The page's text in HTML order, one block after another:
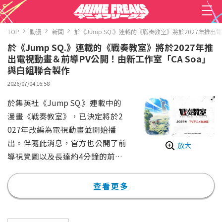
TOP 動漫 新聞 於《Jump SQ.》連載的《戰奏教室》將於2027年推出
於《Jump SQ.》連載的《戰奏教室》將於2027年推
出電視動畫＆前導PV公開！由新工作室「CA Soa」
與白組聯合製作
2026/07/04 16:58
放大
於集英社《Jump SQ.》連載中的
漫畫《戰奏教室》，已決定將於2
027年改編為電視動畫並開始播
出。伴隨此消息，官方也公開了前
導視覺圖以及長達約4分鐘的前導
本作改編自空Mozuku老師（原
作）與十森Higoro老師（作畫）
查看更多